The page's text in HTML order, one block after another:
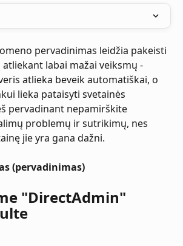
pervadinimas leidžia pakeisti
labai mažai veiksmų -
atlieka beveik automatiškai, o
lieka pataisyti svetainės
pervadinant nepamirškite
problemų ir sutrikimų, nes
jie yra gana dažni.
(pervadinimas)
"DirectAdmin"